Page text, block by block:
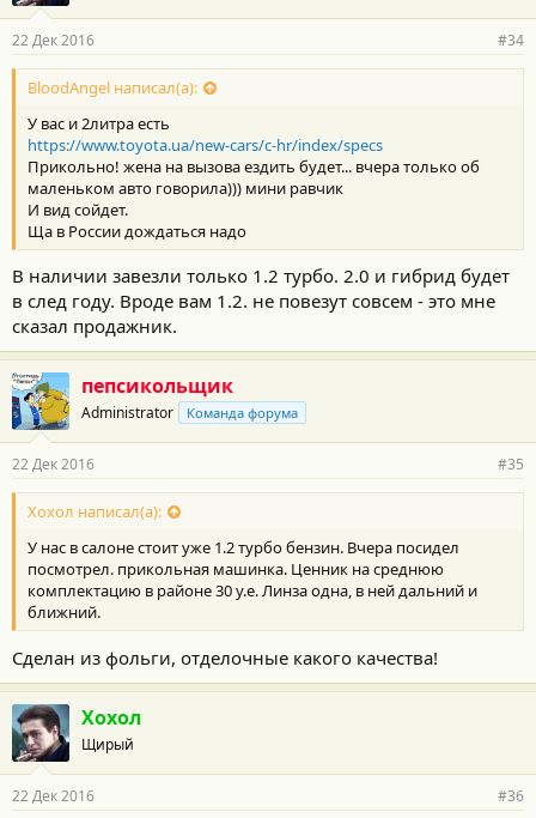
22 Дек 2016 #34
BloodAngel написал(а):
У вас и 2литра есть
https://www.toyota.ua/new-cars/c-hr/index/specs
Прикольно! жена на вызова ездить будет... вчера только об
маленьком авто говорила))) мини равчик
И вид сойдет.
Ща в России дождаться надо
В наличии завезли только 1.2 турбо. 2.0 и гибрид будет
в след году. Вроде вам 1.2. не повезут совсем - это мне
сказал продажник.
пепсикольщик
Administrator Команда форума
22 Дек 2016 #35
Хохол написал(а):
У нас в салоне стоит уже 1.2 турбо бензин. Вчера посидел
посмотрел. прикольная машинка. Ценник на среднюю
комплектацию в районе 30 у.е. Линза одна, в ней дальний и
ближний.
Сделан из фольги, отделочные какого качества!
Хохол
Щирый
22 Дек 2016 #36